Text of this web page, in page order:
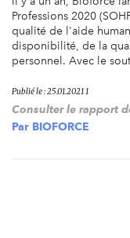
Professions 2020
qualité de l'aide
disponibilité, de la
personnel. Avec le
Publié le : 25.01.2021 1
Consulter le rapport
Par BIOFORCE